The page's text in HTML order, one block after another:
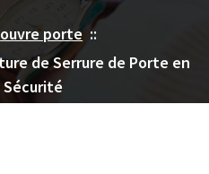
ouvre porte::
de Serrure de Porte en